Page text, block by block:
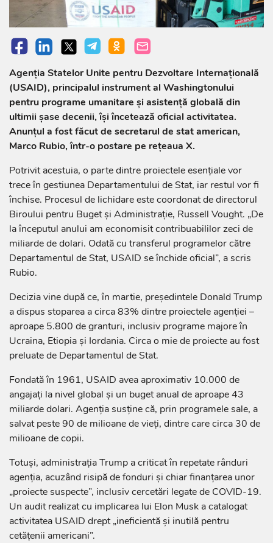
Agenția Statelor Unite pentru Dezvoltare Internațională
(USAID), principalul instrument al Washingtonului
pentru programe umanitare și asistență globală din
ultimii șase decenii, își încetează oficial activitatea.
Anunțul a fost făcut de secretarul de stat american,
Marco Rubio, într-o postare pe rețeaua X.
Potrivit acestuia, o parte dintre proiectele esențiale vor
trece în gestiunea Departamentului de Stat, iar restul vor fi
închise. Procesul de lichidare este coordonat de directorul
Biroului pentru Buget și Administrație, Russell Vought. „De
la începutul anului am economisit contribuabililor zeci de
miliarde de dolari. Odată cu transferul programelor către
Departamentul de Stat, USAID se închide oficial”, a scris
Rubio.
Decizia vine după ce, în martie, președintele Donald Trump
a dispus stoparea a circa 83% dintre proiectele agenției –
aproape 5.800 de granturi, inclusiv programe majore în
Ucraina, Etiopia și Iordania. Circa o mie de proiecte au fost
preluate de Departamentul de Stat.
Fondată în 1961, USAID avea aproximativ 10.000 de
angajați la nivel global și un buget anual de aproape 43
miliarde dolari. Agenția susține că, prin programele sale, a
salvat peste 90 de milioane de vieți, dintre care circa 30 de
milioane de copii.
Totuși, administrația Trump a criticat în repetate rânduri
agenția, acuzând risipă de fonduri și chiar finanțarea unor
„proiecte suspecte”, inclusiv cercetări legate de COVID-19.
Un audit realizat cu implicarea lui Elon Musk a catalogat
activitatea USAID drept „ineficientă și inutilă pentru
cetățenii americani”.